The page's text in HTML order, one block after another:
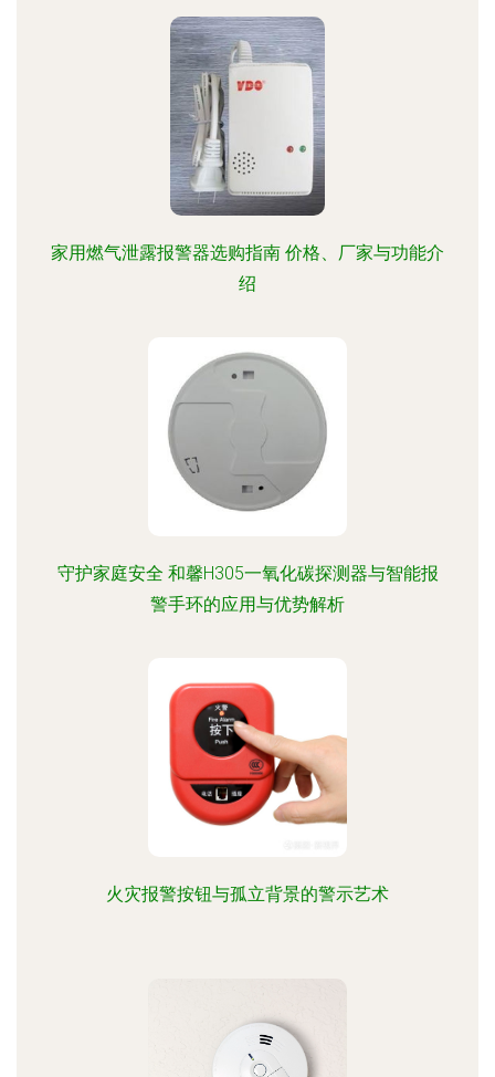
家用燃气泄露报警器选购指南 价格、厂家与功能介
绍
守护家庭安全 和馨H305一氧化碳探测器与智能报
警手环的应用与优势解析
火灾报警按钮与孤立背景的警示艺术